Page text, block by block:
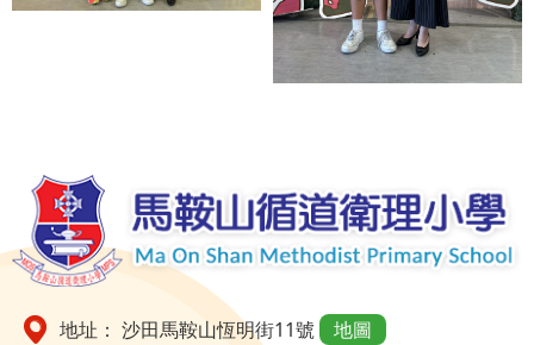
地址： 沙田馬鞍山恆明街11號
地圖